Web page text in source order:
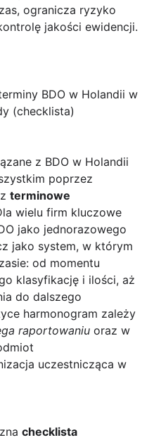
ogranicza ryzyko
jakości ewidencji.
BDO w Holandii w
(checklista)
z BDO w Holandii
poprzez
terminowe
wielu firm kluczowe
jako jednorazowego
jako system, w którym
od momentu
klasyfikację i ilości, aż
do dalszego
harmonogram zależy
raportowaniu oraz w
uczestnicząca w
checklista